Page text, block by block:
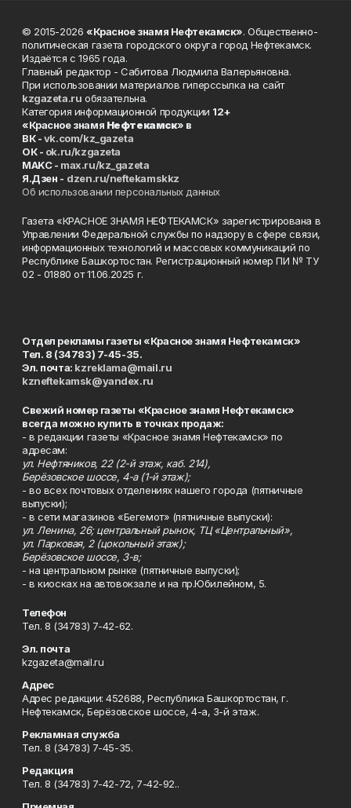
© 2015-2026 «Красное знамя Нефтекамск». Общественно-
политическая газета городского округа город Нефтекамск.
Издаётся с 1965 года.
Главный редактор - Сабитова Людмила Валерьяновна.
При использовании материалов гиперссылка на сайт
kzgazeta.ru обязательна.
Категория информационной продукции 12+
«Красное знамя Нефтекамск» в
ВК -vk.com/kz_gazeta
ОК - ok.ru/kzgazeta
MAKC - max.ru/kz_gazeta
Я.Дзен - dzen.ru/neftekamskkz
Об использовании персональных данных
Газета «КРАСНОЕ ЗНАМЯ НЕФТЕКАМСК» зарегистрирована в
Управлении Федеральной службы по надзору в сфере связи,
информационных технологий и массовых коммуникаций по
Республике Башкортостан. Регистрационный номер ПИ № ТУ
02 - 01880 от 11.06.2025 г.
Отдел рекламы газеты «Красное знамя Нефтекамск»
Тел. 8 (34783) 7-45-35.
Эл. почта: kzreklama@mail.ru
kzneftekamsk@yandex.ru
Свежий номер газеты «Красное знамя Нефтекамск»
всегда можно купить в точках продаж:
- в редакции газеты «Красное знамя Нефтекамск» по
адресам:
ул. Нефтяников, 22 (2-й этаж, каб. 214),
Берёзовское шоссе, 4-а (1-й этаж);
- во всех почтовых отделениях нашего города (пятничные
выпуски);
- в сети магазинов «Бегемот» (пятничные выпуски):
ул. Ленина, 26; центральный рынок, ТЦ «Центральный»,
ул. Парковая, 2 (цокольный этаж);
Берёзовское шоссе, 3-в;
- на центральном рынке (пятничные выпуски);
- в киосках на автовокзале и на пр.Юбилейном, 5.
Телефон
Тел. 8 (34783) 7-42-62.
Эл. почта
kzgazeta@mail.ru
Адрес
Адрес редакции: 452688, Республика Башкортостан, г.
Нефтекамск, Берёзовское шоссе, 4-а, 3-й этаж.
Рекламная служба
Тел. 8 (34783) 7-45-35.
Редакция
Тел. 8 (34783) 7-42-72, 7-42-92..